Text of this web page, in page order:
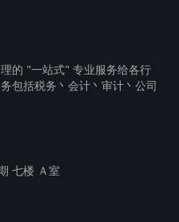
的 "一站式" 专业服务给各行
包括税务丶会计丶审计丶公司
七楼 Ａ室